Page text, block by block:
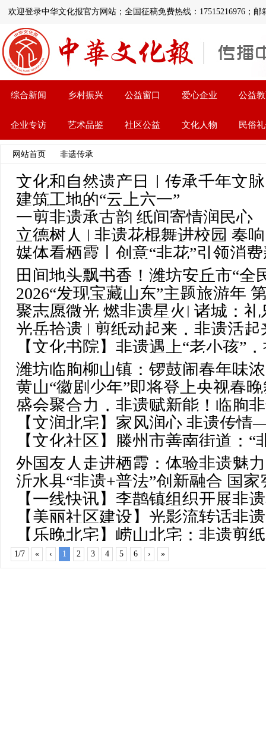
欢迎登录中华文化报官方网站；全国征稿免费热线：17515216976；邮
综合新闻 乡村振兴 公益窗口 爱心企业 公益
企业专访 艺术品鉴 社区公益 文化人物 民俗
网站首页 非遗传承
文化和自然遗产日｜传承千年文
建筑工地的“云上六一”
一剪非遗承古韵 纸间寄情润民心
立德树人 | 非遗花棍舞进校园 奏
媒体看栖霞丨创意“非花”引领消
田间地头飘书香！潍坊安丘市“全
2026“发现宝藏山东”主题旅游年
2026潍坊风筝嘉年华开幕
聚志愿微光 燃非遗星火| 诸城：
光岳拾遗 | 剪纸动起来，非遗活
别样精彩
【文化书院】非遗遇上“老小孩”
潍坊临朐柳山镇：锣鼓闹春年味
黄山“徽剧少年”即将登上央视春
游黄山 | 就在徽州过大年
盛会聚合力，非遗赋新能！临朐
能
【文润北宅】家风润心 非遗传
就和美图景
【文化社区】滕州市善南街道：
文化“活”起来
外国友人走进栖霞：体验非遗魅
沂水县“非遗+普法”创新融合 国
【一线快讯】李鹊镇组织开展非
【美丽社区建设】光影流转话非
【乐晚北宅】崂山北宅：非遗剪
1/7 « ‹ 1 2 3 4 5 6 › »